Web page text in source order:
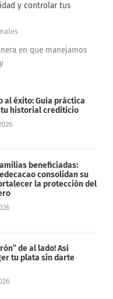
y controlar tus
en que manejamos
al éxito: Guía práctica
historial crediticio
beneficiadas:
consolidan su
la protección del
de al lado! Así
tu plata sin darte